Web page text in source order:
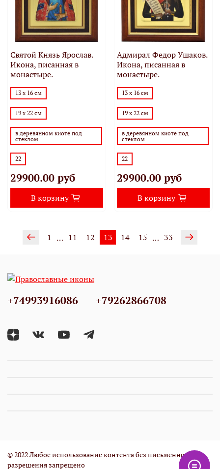
Святой Князь Ярослав.
Икона, писанная в
монастыре.
13 х 16 см
19 х 22 см
в деревянном киоте под
стеклом
22
29900.00 руб
В корзину
Адмирал Федор Ушаков.
Икона, писанная в
монастыре.
13 х 16 см
19 х 22 см
в деревянном киоте под
стеклом
22
29900.00 руб
В корзину
1 … 11 12 13 14 15 … 33
+74993916086 +79262866708
© 2022 Любое использование контента без письменного
разрешения запрещено